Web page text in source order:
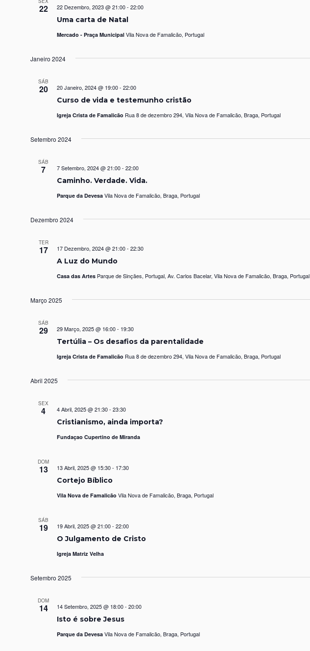
22
Uma carta de Natal
22 Dezembro, 2023 @ 21:00- 22:00
Mercado - Praça Municipal Vila Nova de Famalicão, Portugal
Janeiro 2024
SÁB
20
Curso de vida e testemunho cristão
20 Janeiro, 2024 @ 19:00- 22:00
Igreja Crista de Famalicão Rua 8 de dezembro 294, Vila Nova de Famalicão, Braga, Portugal
Setembro 2024
SÁB
7
Caminho. Verdade. Vida.
7 Setembro, 2024 @ 21:00- 22:00
Parque da Devesa Vila Nova de Famalicão, Braga, Portugal
Dezembro 2024
TER
17
A Luz do Mundo
17 Dezembro, 2024 @ 21:00- 22:30
Casa das Artes Parque de Sinçães, Portugal, Av. Carlos Bacelar, Vila Nova de Famalicão, Braga, Portugal
Março 2025
SÁB
29
Tertúlia – Os desafios da parentalidade
29 Março, 2025 @ 16:00- 19:30
Igreja Crista de Famalicão Rua 8 de dezembro 294, Vila Nova de Famalicão, Braga, Portugal
Abril 2025
SEX
4
Cristianismo, ainda importa?
4 Abril, 2025 @ 21:30- 23:30
Fundaçao Cupertino de Miranda
DOM
13
Cortejo Bíblico
13 Abril, 2025 @ 15:30- 17:30
Vila Nova de Famalicão Vila Nova de Famalicão, Braga, Portugal
SÁB
19
O Julgamento de Cristo
19 Abril, 2025 @ 21:00- 22:00
Igreja Matriz Velha
Setembro 2025
DOM
14
Isto é sobre Jesus
14 Setembro, 2025 @ 18:00- 20:00
Parque da Devesa Vila Nova de Famalicão, Braga, Portugal